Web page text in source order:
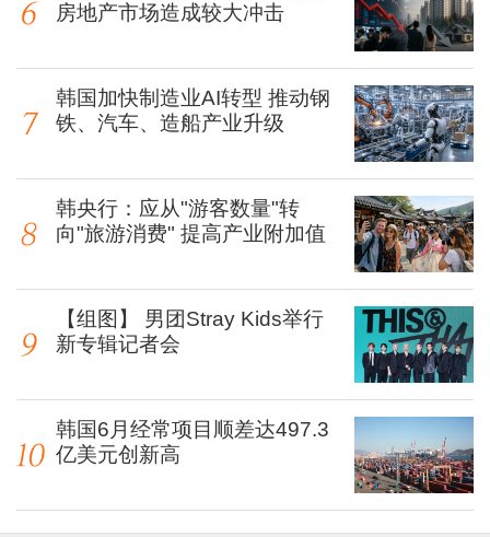
房地产市场造成较大冲击
韩国加快制造业AI转型 推动钢
铁、汽车、造船产业升级
韩央行：应从"游客数量"转
向"旅游消费" 提高产业附加值
【组图】 男团Stray Kids举行
新专辑记者会
韩国6月经常项目顺差达497.3
亿美元创新高